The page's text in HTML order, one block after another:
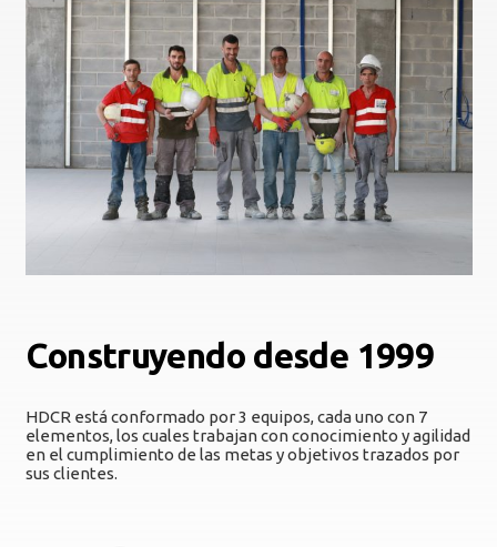
Construyendo desde 1999
HDCR está conformado por 3 equipos, cada uno con 7
elementos, los cuales trabajan con conocimiento y agilidad
en el cumplimiento de las metas y objetivos trazados por
sus clientes.